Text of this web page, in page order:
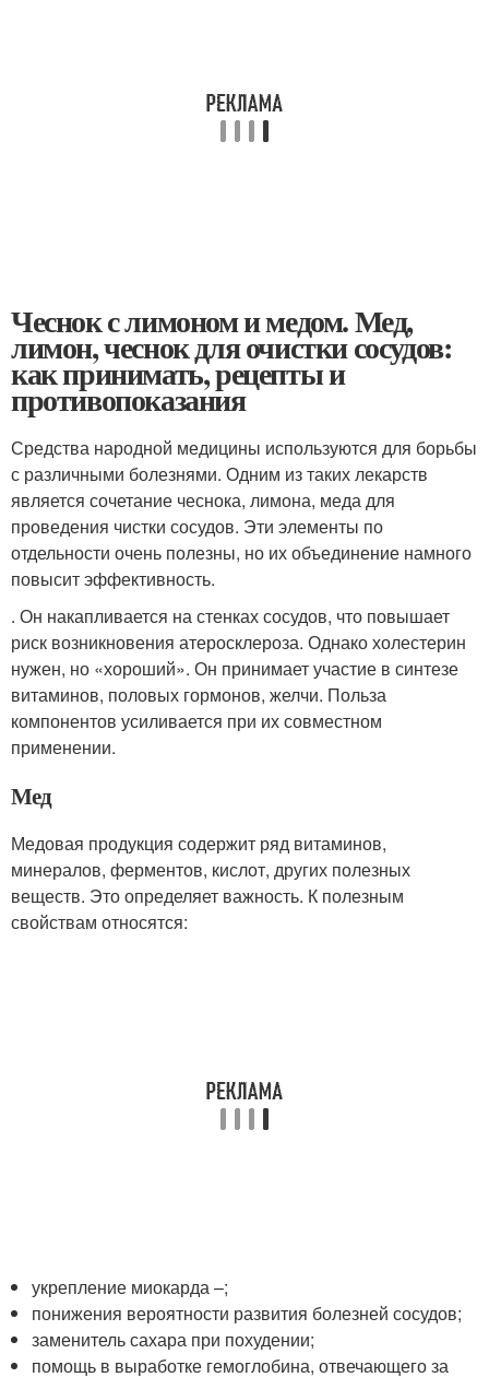
Чеснок с лимоном и медом. Мед,
лимон, чеснок для очистки сосудов:
как принимать, рецепты и
противопоказания
Средства народной медицины используются для борьбы
с различными болезнями. Одним из таких лекарств
является сочетание чеснока, лимона, меда для
проведения чистки сосудов. Эти элементы по
отдельности очень полезны, но их объединение намного
повысит эффективность.
. Он накапливается на стенках сосудов, что повышает
риск возникновения атеросклероза. Однако холестерин
нужен, но «хороший». Он принимает участие в синтезе
витаминов, половых гормонов, желчи. Польза
компонентов усиливается при их совместном
применении.
Мед
Медовая продукция содержит ряд витаминов,
минералов, ферментов, кислот, других полезных
веществ. Это определяет важность. К полезным
свойствам относятся:
укрепление миокарда –;
понижения вероятности развития болезней сосудов;
заменитель сахара при похудении;
помощь в выработке гемоглобина, отвечающего за